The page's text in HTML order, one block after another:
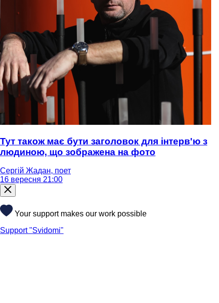
Тут також має бути заголовок для інтерв'ю з
людиною, що зображена на фото
Сергій Жадан, поет
16 вересня 21:00
Your support makes our work possible
Support "Svidomi"